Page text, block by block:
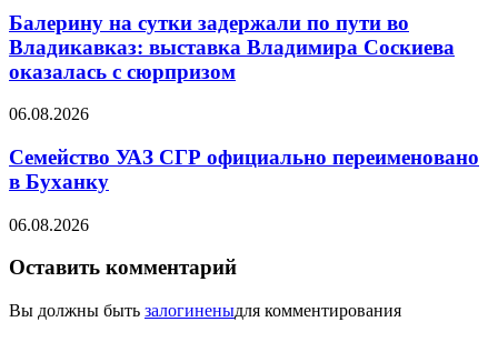
Балерину на сутки задержали по пути во
Владикавказ: выставка Владимира Соскиева
оказалась с сюрпризом
06.08.2026
Семейство УАЗ СГР официально переименовано
в Буханку
06.08.2026
Оставить комментарий
Вы должны быть залогиненыдля комментирования